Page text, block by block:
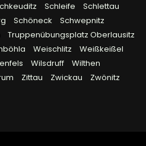
Schleife
Schlettau
Schöneck
Schwepnitz
Truppenübungsplatz Oberlausitz
Weischlitz
Weißkeißel
Wilsdruff
Wilthen
Zittau Zwickau Zwönitz